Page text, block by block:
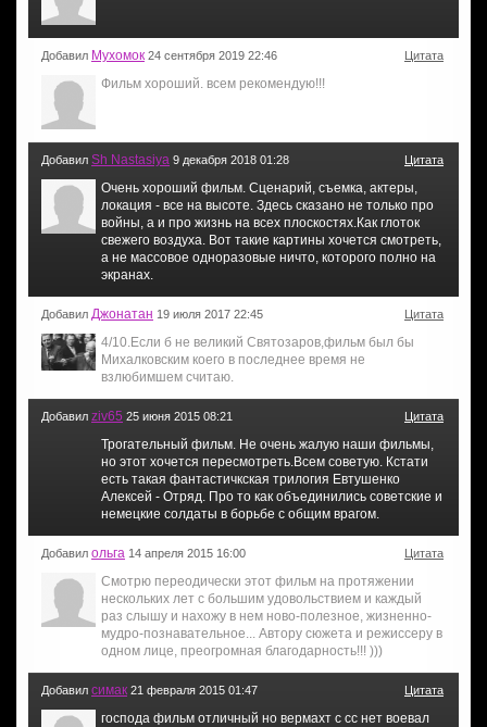
Добавил Мухомок 24 сентября 2019 22:46 Цитата
Фильм хороший. всем рекомендую!!!
Добавил Sh Nastasiya 9 декабря 2018 01:28 Цитата
Очень хороший фильм. Сценарий, съемка, актеры,
локация - все на высоте. Здесь сказано не только про
войны, а и про жизнь на всех плоскостях.Как глоток
свежего воздуха. Вот такие картины хочется смотреть,
а не массовое одноразовые ничто, которого полно на
экранах.
Добавил Джонатан 19 июля 2017 22:45 Цитата
4/10.Если б не великий Святозаров,фильм был бы
Михалковским коего в последнее время не
взлюбимшем считаю.
Добавил ziv65 25 июня 2015 08:21 Цитата
Трогательный фильм. Не очень жалую наши фильмы,
но этот хочется пересмотреть.Всем советую. Кстати
есть такая фантастичкская трилогия Евтушенко
Алексей - Отряд. Про то как объединились советские и
немецкие солдаты в борьбе с общим врагом.
Добавил ольга 14 апреля 2015 16:00 Цитата
Смотрю переодически этот фильм на протяжении
нескольких лет с большим удовольствием и каждый
раз слышу и нахожу в нем ново-полезное, жизненно-
мудро-познавательное... Автору сюжета и режиссеру в
одном лице, преогромная благодарность!!! )))
Добавил симак 21 февраля 2015 01:47 Цитата
господа фильм отличный но вермахт с сс нет воевал